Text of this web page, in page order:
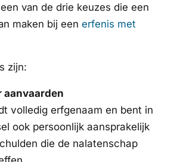
van de drie keuzes die een
maken bij een erfenis met
zijn:
aanvaarden
volledig erfgenaam en bent in
ook persoonlijk aansprakelijk
die de nalatenschap